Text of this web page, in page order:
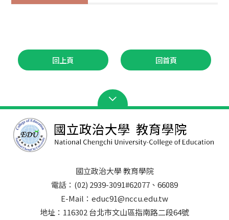
回上頁 回首頁
國立政治大學 教育學院
電話：(02) 2939-3091#62077、66089
E-Mail：educ91@nccu.edu.tw
地址：116302 台北市文山區指南路二段64號